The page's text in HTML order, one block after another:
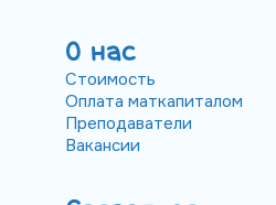
О нас
Стоимость
Оплата маткапиталом
Преподаватели
Вакансии